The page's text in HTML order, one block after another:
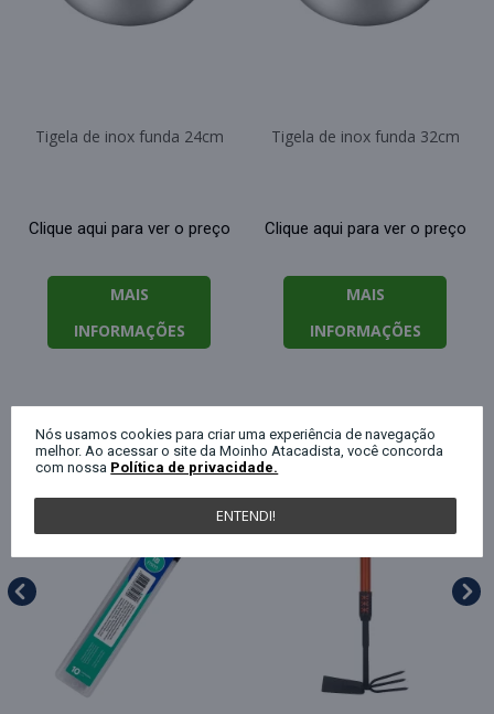
Tigela de inox funda 24cm
Clique aqui para ver o preço
MAIS
INFORMAÇÕES
Tigela de inox funda 32cm
Clique aqui para ver o preço
MAIS
INFORMAÇÕES
QUEM COMPROU ESTE PRODUTO,
Nós usamos cookies para criar uma experiência de navegação
melhor. Ao acessar o site da Moinho Atacadista, você concorda
com nossa Política de privacidade.
ENTENDI!